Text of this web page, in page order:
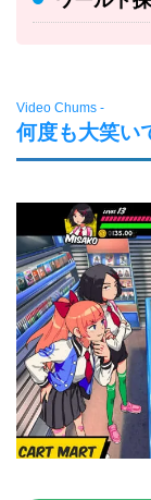
Video Chums -
何度も大笑い